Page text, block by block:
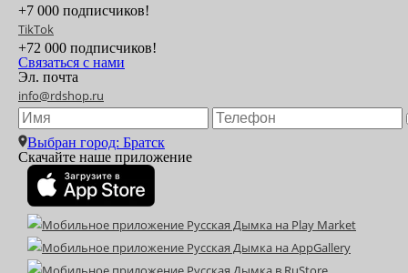
+7 000 подписчиков!
TikTok
+72 000 подписчиков!
Связаться с нами
Эл. почта
info@rdshop.ru
Выбран город: Братск
Скачайте наше приложение